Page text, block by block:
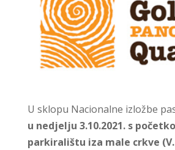
U sklopu Nacionalne izložbe
u nedjelju 3.10.2021. s
parkiralištu iza male crkve (V.